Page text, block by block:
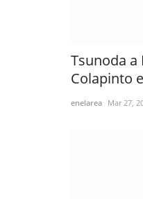
Tsunoda a
Colapinto
enelarea Mar 27,